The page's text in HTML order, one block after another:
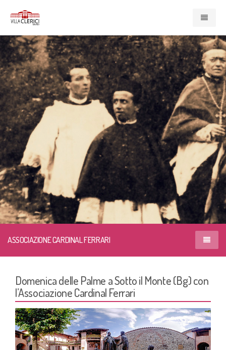
Home
Presentazione
Enti e Servizi
Compagnia di San Paolo
Associazione Cardinal Ferrari
Casa di Redenzione Sociale Onlus
Centro Psicopedagogico
Fondazione La Plata
Immobiliare Due Febbraio S.r.l.
Iniziative e News
ASSOCIAZIONE CARDINAL FERRARI
Missione
Il Cardinal Ferrari
Domenica delle Palme a Sotto il Monte (Bg) con
l’Associazione Cardinal Ferrari